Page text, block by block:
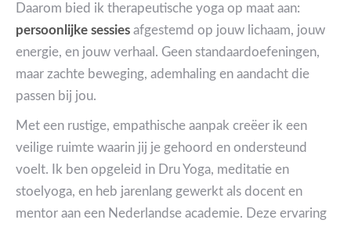
Daarom bied ik therapeutische yoga op maat aan:
persoonlijke sessies afgestemd op jouw lichaam, jouw
energie, en jouw verhaal. Geen standaardoefeningen,
maar zachte beweging, ademhaling en aandacht die
passen bij jou.
Met een rustige, empathische aanpak creëer ik een
veilige ruimte waarin jij je gehoord en ondersteund
voelt. Ik ben opgeleid in Dru Yoga, meditatie en
stoelyoga, en heb jarenlang gewerkt als docent en
mentor aan een Nederlandse academie. Deze ervaring